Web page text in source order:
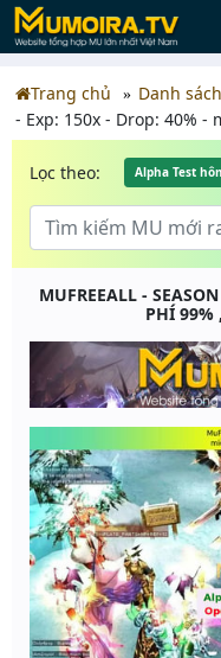
Trang chủ Danh
- Exp: 150x - Drop: 40% -
Lọc theo: Alpha Test
MUFREEALL -
PHÍ 99%